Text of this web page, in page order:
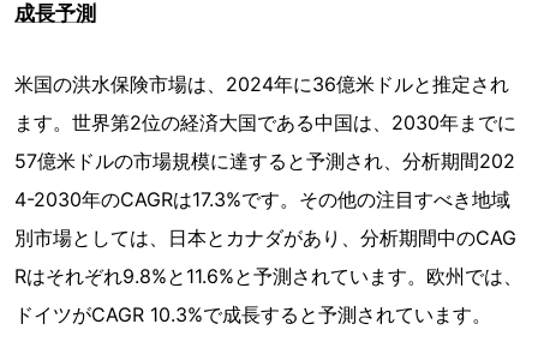
成長予測
米国の洪水保険市場は、2024年に36億米ドルと推定され
ます。世界第2位の経済大国である中国は、2030年までに
57億米ドルの市場規模に達すると予測され、分析期間202
4-2030年のCAGRは17.3%です。その他の注目すべき地域
別市場としては、日本とカナダがあり、分析期間中のCAG
Rはそれぞれ9.8%と11.6%と予測されています。欧州では、
ドイツがCAGR 10.3%で成長すると予測されています。